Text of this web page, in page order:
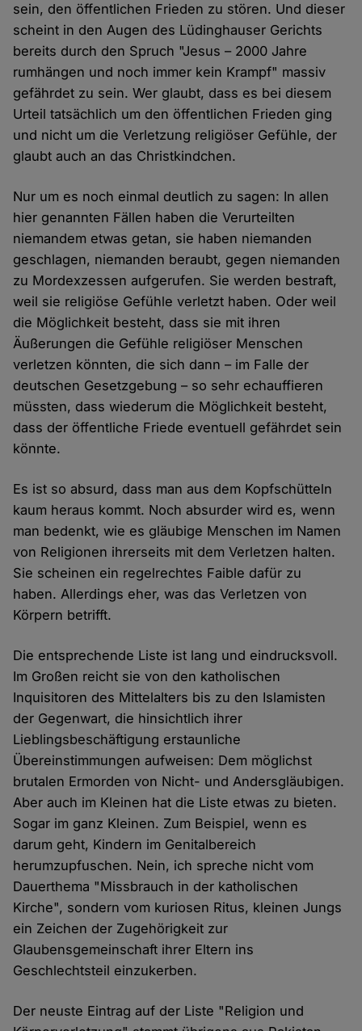
sein, den öffentlichen Frieden zu stören. Und dieser
scheint in den Augen des Lüdinghauser Gerichts
bereits durch den Spruch "Jesus – 2000 Jahre
rumhängen und noch immer kein Krampf" massiv
gefährdet zu sein. Wer glaubt, dass es bei diesem
Urteil tatsächlich um den öffentlichen Frieden ging
und nicht um die Verletzung religiöser Gefühle, der
glaubt auch an das Christkindchen.
Nur um es noch einmal deutlich zu sagen: In allen
hier genannten Fällen haben die Verurteilten
niemandem etwas getan, sie haben niemanden
geschlagen, niemanden beraubt, gegen niemanden
zu Mordexzessen aufgerufen. Sie werden bestraft,
weil sie religiöse Gefühle verletzt haben. Oder weil
die Möglichkeit besteht, dass sie mit ihren
Äußerungen die Gefühle religiöser Menschen
verletzen könnten, die sich dann – im Falle der
deutschen Gesetzgebung – so sehr echauffieren
müssten, dass wiederum die Möglichkeit besteht,
dass der öffentliche Friede eventuell gefährdet sein
könnte.
Es ist so absurd, dass man aus dem Kopfschütteln
kaum heraus kommt. Noch absurder wird es, wenn
man bedenkt, wie es gläubige Menschen im Namen
von Religionen ihrerseits mit dem Verletzen halten.
Sie scheinen ein regelrechtes Faible dafür zu
haben. Allerdings eher, was das Verletzen von
Körpern betrifft.
Die entsprechende Liste ist lang und eindrucksvoll.
Im Großen reicht sie von den katholischen
Inquisitoren des Mittelalters bis zu den Islamisten
der Gegenwart, die hinsichtlich ihrer
Lieblingsbeschäftigung erstaunliche
Übereinstimmungen aufweisen: Dem möglichst
brutalen Ermorden von Nicht- und Andersgläubigen.
Aber auch im Kleinen hat die Liste etwas zu bieten.
Sogar im ganz Kleinen. Zum Beispiel, wenn es
darum geht, Kindern im Genitalbereich
herumzupfuschen. Nein, ich spreche nicht vom
Dauerthema "Missbrauch in der katholischen
Kirche", sondern vom kuriosen Ritus, kleinen Jungs
ein Zeichen der Zugehörigkeit zur
Glaubensgemeinschaft ihrer Eltern ins
Geschlechtsteil einzukerben.
Der neuste Eintrag auf der Liste "Religion und